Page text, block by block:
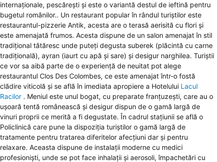
internaționale, pescărești și este o variantă destul de ieftină pentru
bugetul românilor.. Un restaurant popular în rândul turiștilor este
restaurantul-pizzerie Antik, acesta are o terasă aerisită cu flori și
este amenajată frumos. Acesta dispune de un salon amenajat în stil
tradițional tătăresc unde puteți degusta suberek (plăcintă cu carne
tradițională), ayran (iaurt cu apă și sare) și desigur narghilea. Turiștii
ce vor sa aibă parte de o experiență de neuitat pot alege
restaurantul Clos Des Colombes, ce este amenajat într-o fostă
clădire viticolă și se află în imediata apropiere a Hotelului Lacul
Racilor . Meniul este unul bogat, cu preparate franțuzești, care au o
ușoară tentă românească și desigur dispun de o gamă largă de
vinuri proprii ce merită a fi degustate. În cadrul stațiunii se află o
Policlinică care pune la dispoziția turiștilor o gamă largă de
tratamente pentru tratarea diferitelor afecțiuni dar și pentru
relaxare. Aceasta dispune de instalații moderne cu medici
profesioniști, unde se pot face inhalații și aerosoli, împachetări cu